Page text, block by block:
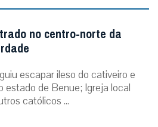
no centro-norte da
escapar ileso do cativeiro e
estado de Benue; Igreja local
católicos ...